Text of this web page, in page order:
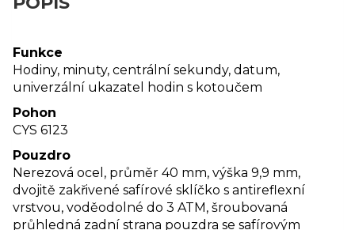
Funkce
Hodiny, minuty, centrální sekundy, datum,
univerzální ukazatel hodin s kotoučem
Pohon
CYS 6123
Pouzdro
Nerezová ocel, průměr 40 mm, výška 9,9 mm,
dvojitě zakřivené safírové sklíčko s antireflexní
vrstvou, voděodolné do 3 ATM, šroubovaná
průhledná zadní strana pouzdra se safírovým